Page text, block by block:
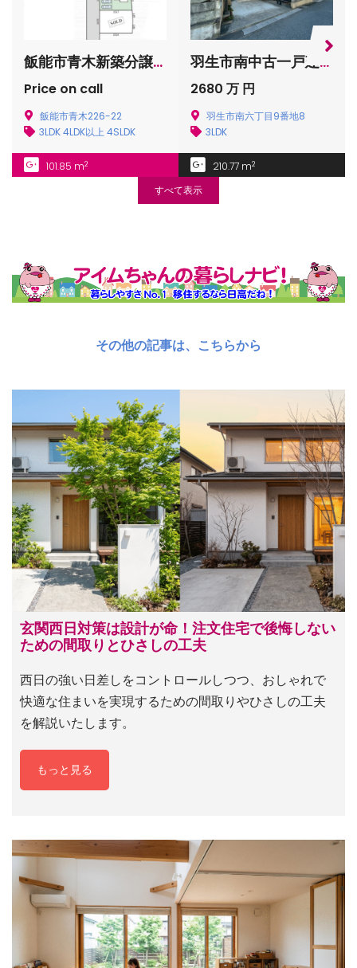
羽生市南中古一戸建て
2680 万 円
羽生市南六丁目9番地8
3LDK
210.77 m2
狭山市堀兼売地
1680 万 円
狭山市堀兼２３６９−４
土地
すべて表示
その他の記事は、こちらから
玄関西日対策は設計が命！注文住宅で後悔しない
ための間取りとひさしの工夫
西日の強い日差しをコントロールしつつ、おしゃれで
快適な住まいを実現するための間取りやひさしの工夫
を解説いたします。
もっと見る